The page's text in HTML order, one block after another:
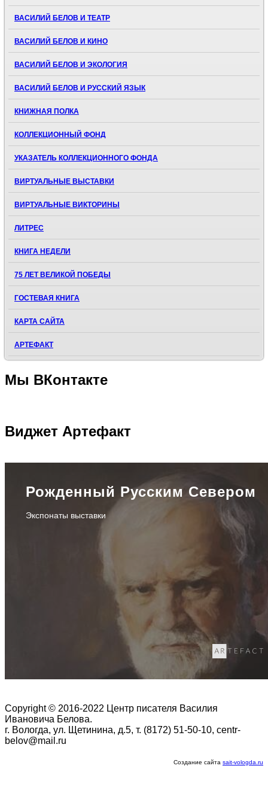
ВАСИЛИЙ БЕЛОВ И ТЕАТР
ВАСИЛИЙ БЕЛОВ И КИНО
ВАСИЛИЙ БЕЛОВ И ЭКОЛОГИЯ
ВАСИЛИЙ БЕЛОВ И РУССКИЙ ЯЗЫК
КНИЖНАЯ ПОЛКА
КОЛЛЕКЦИОННЫЙ ФОНД
УКАЗАТЕЛЬ КОЛЛЕКЦИОННОГО ФОНДА
ВИРТУАЛЬНЫЕ ВЫСТАВКИ
ВИРТУАЛЬНЫЕ ВИКТОРИНЫ
ЛИТРЕС
КНИГА НЕДЕЛИ
75 ЛЕТ ВЕЛИКОЙ ПОБЕДЫ
ГОСТЕВАЯ КНИГА
КАРТА САЙТА
АРТЕФАКТ
Мы ВКонтакте
Виджет Артефакт
Рожденный Русским Севером
Экспонаты выставки
Copyright © 2016-2022 Центр писателя Василия
Ивановича Белова.
г. Вологда, ул. Щетинина, д.5, т. (8172) 51-50-10, centr-
belov@mail.ru
Создание сайта sait-vologda.ru